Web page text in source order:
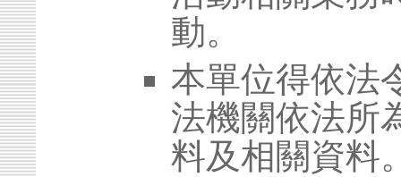
動。
本單位得依法
法機關依法所
料及相關資料